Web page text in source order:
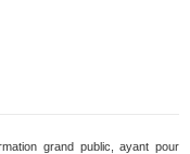
grand public, ayant pour